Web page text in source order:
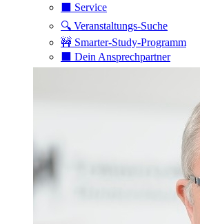
⬛️ Service
🔍 Veranstaltungs-Suche
🚧 Smarter-Study-Programm
⬛️ Dein Ansprechpartner